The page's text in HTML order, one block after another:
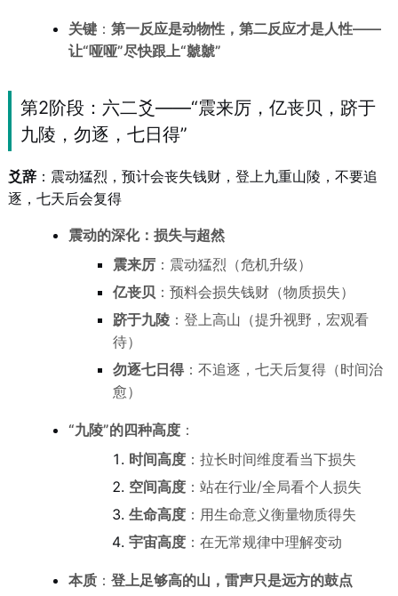
关键： 第一反应是动物性，第二反应才是人性——
让“哑哑”尽快跟上“虩虩”
第2阶段：六二爻——“震来厉，亿丧贝，跻于
九陵，勿逐，七日得”
爻辞：震动猛烈，预计会丧失钱财，登上九重山陵，不要追
逐，七天后会复得
震动的深化：损失与超然
震来厉：震动猛烈（危机升级）
亿丧贝 ：预料会损失钱财（物质损失）
跻于九陵：登上高山（提升视野，宏观看
待）
勿逐七日得：不追逐，七天后复得（时间治
愈）
“九陵”的四种高度：
时间高度：拉长时间维度看当下损失
空间高度：站在行业/全局看个人损失
生命高度：用生命意义衡量物质得失
宇宙高度：在无常规律中理解变动
本质： 登上足够高的山，雷声只是远方的鼓点